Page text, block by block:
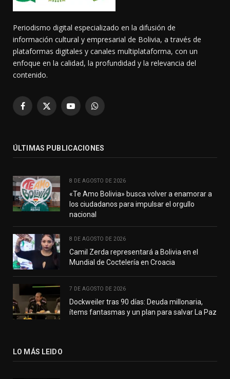
Periodismo digital especializado en la difusión de
información cultural y empresarial de Bolivia, a través de
plataformas digitales y canales multiplataforma, con un
enfoque en la calidad, la profundidad y la relevancia del
contenido.
Facebook
X
YouTubeWhatsApp
ÚLTIMAS PUBLICACIONES
8 DE AGOSTO DE 2026
«Te Amo Bolivia» busca volver a enamorar a
los ciudadanos para impulsar el orgullo
nacional
8 DE AGOSTO DE 2026
Camil Zerda representará a Bolivia en el
Mundial de Coctelería en Croacia
7 DE AGOSTO DE 2026
Dockweiler tras 90 días: Deuda millonaria,
ítems fantasmas y un plan para salvar La Paz
LO MÁS LEIDO